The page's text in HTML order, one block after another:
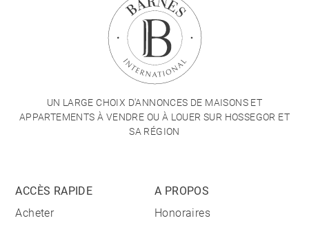
UN LARGE CHOIX D'ANNONCES DE MAISONS ET
APPARTEMENTS À VENDRE OU À LOUER SUR HOSSEGOR ET
SA RÉGION
ACCÈS RAPIDE
Acheter
A PROPOS
Honoraires